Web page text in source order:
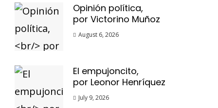
Opinión política,
por Victorino Muñoz
August 6, 2026
El empujoncito,
por Leonor Henríquez
July 9, 2026